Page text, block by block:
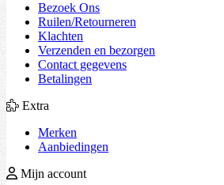
Bezoek Ons
Ruilen/Retourneren
Klachten
Verzenden en bezorgen
Contact gegevens
Betalingen
Extra
Merken
Aanbiedingen
Mijn account